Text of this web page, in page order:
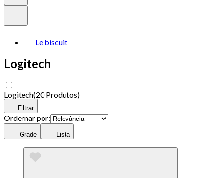
Le biscuit
Logitech
Logitech(20 Produtos)
Filtrar
Ordernar por:
Grade Lista